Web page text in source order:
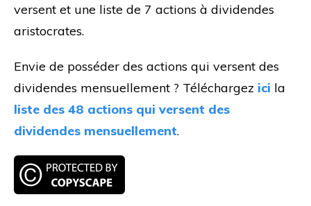
versent et une liste de 7 actions à dividendes
aristocrates.
Envie de posséder des actions qui versent des
dividendes mensuellement ? Téléchargez ici la
liste des 48 actions qui versent des
dividendes mensuellement.